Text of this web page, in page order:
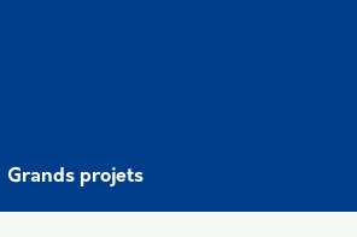
Grands projets